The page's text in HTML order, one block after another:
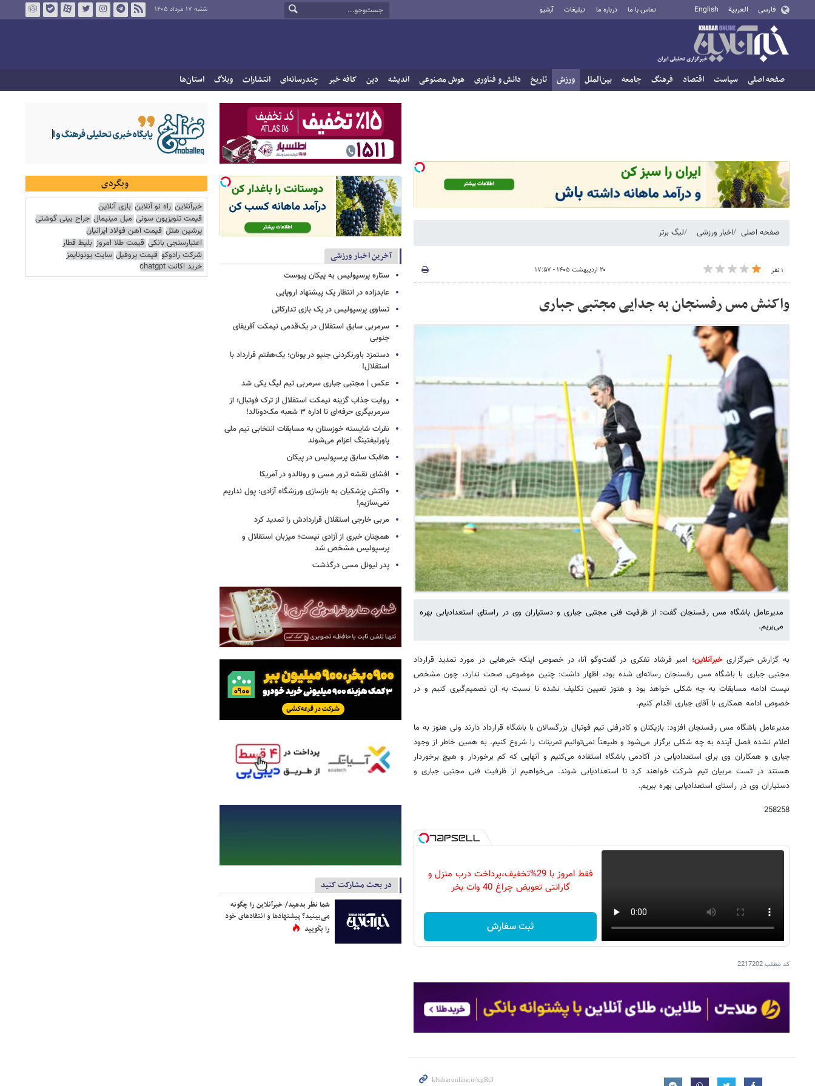
فارسی العربية English تماس با ما درباره ما تبلیغات آرشیو شنبه ۱۷ مرداد ۱۴۰۵
صفحه اصلی سیاست اقتصاد فرهنگ جامعه بین‌الملل ورزش تاریخ دانش و فناوری هوش مصنوعی اندیشه دین کافه خبر چندرسانه‌ای انتشارات وبلاگ استان‌ها
صفحه اصلی اخبار ورزشی لیگ برتر
۱ نفر ۲۰ اردیبهشت ۱۴۰۵ - ۱۷:۵۷
واکنش مس رفسنجان به جدایی مجتبی جباری
مدیرعامل باشگاه مس رفسنجان گفت: از ظرفیت فنی مجتبی جباری و دستیاران وی در راستای استعدادیابی بهره
می‌بریم.
به گزارش خبرگزاریخبرآنلاین؛ امیر فرشاد تفکری در گفت‌وگو آنا، در خصوص اینکه خبرهایی در مورد تمدید قرارداد
مجتبی جباری با باشگاه مس رفسنجان رسانه‌ای شده بود، اظهار داشت: چنین موضوعی صحت ندارد، چون مشخص
نیست ادامه مسابقات به چه شکلی خواهد بود و هنوز تعیین تکلیف نشده تا نسبت به آن تصمیم‌گیری کنیم و در
خصوص ادامه همکاری با آقای جباری اقدام کنیم.
مدیرعامل باشگاه مس رفسنجان افزود: بازیکنان و کادرفنی تیم فوتبال بزرگسالان با باشگاه قرارداد دارند ولی هنوز به ما
اعلام نشده فصل آینده به چه شکلی برگزار می‌شود و طبیعتاً نمی‌توانیم تمرینات را شروع کنیم. به همین خاطر از وجود
جباری و همکاران وی برای استعدادیابی در آکادمی باشگاه استفاده می‌کنیم و آنهایی که کم برخوردار و هیچ برخوردار
هستند در تست مربیان تیم شرکت خواهند کرد تا استعدادیابی شوند. می‌خواهیم از ظرفیت فنی مجتبی جباری و
دستیاران وی در راستای استعدادیابی بهره ببریم.
258258
فقط امروز با 29%تخفیف،پرداخت درب منزل و
گارانتی تعویض چراغ 40 وات بخر
ثبت سفارش
کد مطلب2217202
آخرین اخبار ورزشی
ستاره پرسپولیس به پیکان پیوست
عابدزاده در انتظار یک پیشنهاد اروپایی
تساوی پرسپولیس در یک بازی تدارکاتی
سرمربی سابق استقلال در یک‌قدمی نیمکت آفریقای
جنوبی
دستمزد باورنکردنی جنپو در یونان؛ یک‌هفتم قرارداد با
استقلال!
عکس | مجتبی جباری سرمربی تیم لیگ یکی شد
روایت جذاب گزینه نیمکت استقلال از ترک فوتبال؛ از
سرمربیگری حرفه‌ای تا اداره ۳ شعبه مک‌دونالد!
نفرات شایسته خوزستان به مسابقات انتخابی تیم ملی
پاورلیفتینگ اعزام می‌شوند
هافبک سابق پرسپولیس در پیکان
افشای نقشه ترور مسی و رونالدو در آمریکا
واکنش پزشکیان به بازسازی ورزشگاه آزادی: پول نداریم
نمی‌سازیم!
مربی خارجی استقلال قراردادش را تمدید کرد
همچنان خبری از آزادی نیست؛ میزبان استقلال و
پرسپولیس مشخص شد
پدر لیونل مسی درگذشت
در بحث مشارکت کنید
شما نظر بدهید/ خبرآنلاین را چگونه
می‌بینید؟ پیشنهادها و انتقادهای خود
را بگویید
وبگردی
خبرآنلاین راه نو آنلاین بازی آنلاین
قیمت تلویزیون سونی مبل مینیمال جراح بینی گوشتی
پرشین هتل قیمت آهن فولاد ایرانیان
اعتبارسنجی بانکی قیمت طلا امروز بلیط قطار
شرکت رادوکو قیمت پروفیل سایت یوتوتایمز
خرید اکانت chatgpt